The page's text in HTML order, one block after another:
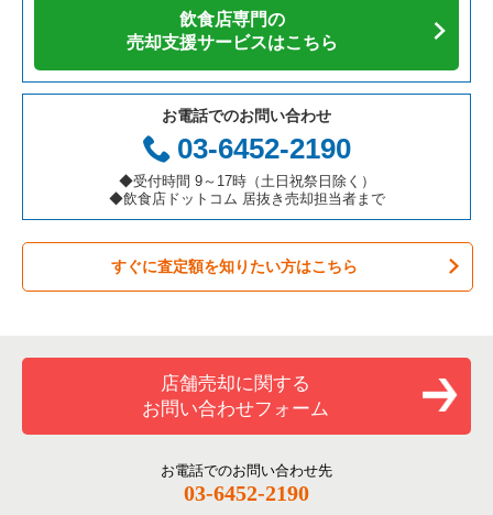
カフェの居抜き売却物件の案件一覧
テイクアウトの居抜き売却物件の案件一覧
お弁当・惣菜・デリの居抜き売却物件の案件一覧
カラオケ・パブ・スナックの居抜き売却物件の案件一覧
バーの居抜き売却物件の案件一覧
居酒屋・ダイニングバーの居抜き売却物件の案件一覧
洋食の居抜き売却物件の案件一覧
その他の居抜き売却物件の案件一覧
愛知県の飲食店の居抜き売却物件の案件一覧
岐阜県の飲食店の居抜き売却物件の案件一覧
三重県の飲食店の居抜き売却物件の案件一覧
千代田区の飲食店の居抜き売却物件の案件一覧
港区の飲食店の居抜き売却物件の案件一覧
足立区の飲食店の居抜き売却物件の案件一覧
板橋区の飲食店の居抜き売却物件の案件一覧
台東区の飲食店の居抜き売却物件の案件一覧
練馬区の飲食店の居抜き売却物件の案件一覧
北区の飲食店の居抜き売却物件の案件一覧
江戸川区の飲食店の居抜き売却物件の案件一覧
東京23区の焼肉の居抜き売却物件の案件一覧
東京23区の鉄板焼き・お好み焼の居抜き売却物件の案件一覧
東京23区のアジア料理の居抜き売却物件の案件一覧
東京23区のカフェの居抜き売却物件の案件一覧
東京23区のテイクアウトの居抜き売却物件の案件一覧
東京23区のお弁当・惣菜・デリの居抜き売却物件の案件一覧
東京23区のバーの居抜き売却物件の案件一覧
東京23区の居酒屋・ダイニングバーの居抜き売却物件の案件一
東京23区の専門料理の居抜き売却物件の案件一覧
目黒区の焼肉の居抜き売却物件の案件一覧
目黒区のアジア料理の居抜き売却物件の案件一覧
目黒区のカフェの居抜き売却物件の案件一覧
目黒区のテイクアウトの居抜き売却物件の案件一覧
目黒区のバーの居抜き売却物件の案件一覧
目黒区の居酒屋・ダイニングバーの居抜き売却物件の案件一覧
目黒区のその他の居抜き売却物件の案件一覧
飲食店専門の
売却支援サービスはこちら
お電話でのお問い合わせ
03-6452-2190
◆受付時間 9～17時（土日祝祭日除く）
◆飲食店ドットコム 居抜き売却担当者まで
すぐに査定額を知りたい方はこちら
店舗売却に関する
お問い合わせフォーム
お電話でのお問い合わせ先
03-6452-2190